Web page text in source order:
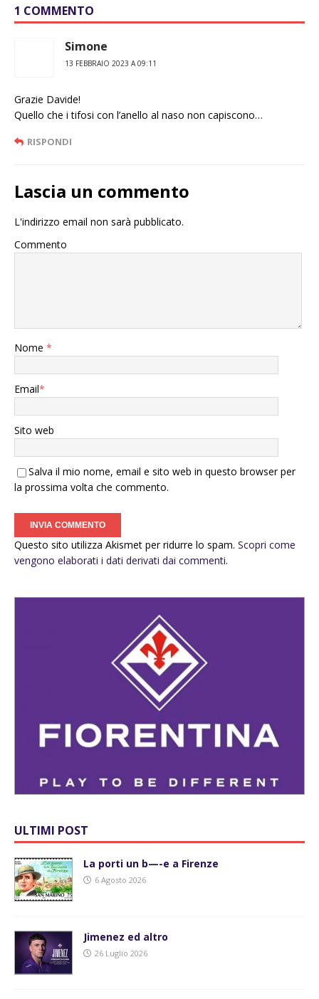
1 COMMENTO
Simone
13 FEBBRAIO 2023 A 09:11
Grazie Davide!
Quello che i tifosi con l’anello al naso non capiscono…
RISPONDI
Lascia un commento
L'indirizzo email non sarà pubblicato.
Commento
Nome *
Email*
Sito web
Salva il mio nome, email e sito web in questo browser per
la prossima volta che commento.
Questo sito utilizza Akismet per ridurre lo spam. Scopri come
vengono elaborati i dati derivati dai commenti.
ULTIMI POST
La porti un b—-e a Firenze
6 Agosto 2026
Jimenez ed altro
26 Luglio 2026